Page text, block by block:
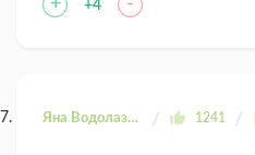
+ +4 -
Яна Водолазова 1241